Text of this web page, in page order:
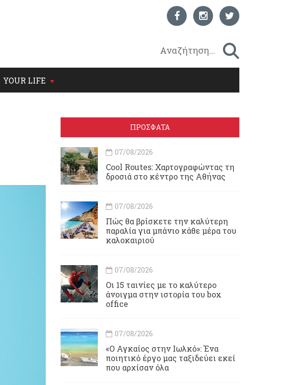
YOUR LIFE
ΠΡΟΣΦΑΤΑ
07/08/2026
Cool Routes: Χαρτογραφώντας τη
δροσιά στο κέντρο της Αθήνας
07/08/2026
Πώς θα βρίσκετε την καλύτερη
παραλία για μπάνιο κάθε μέρα του
καλοκαιριού
07/08/2026
Οι 15 ταινίες με το καλύτερο
άνοιγμα στην ιστορία του box
office
07/08/2026
«Ο Αγκαίος στην Ιωλκό»: Ένα
ποιητικό έργο μας ταξιδεύει εκεί
που αρχίσαν όλα